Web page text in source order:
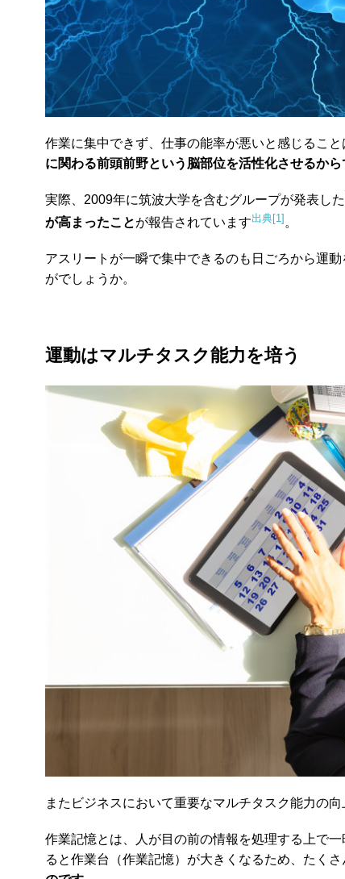
作業に集中できず、仕事の能率が悪いと感じるこ
に関わる前頭前野という脳部位を活性化させるから
実際、2009年に筑波大学を含むグループが発表した
が高まったことが報告されています出典[1] 。
アスリートが一瞬で集中できるのも日ごろから運
がでしょうか。
運動はマルチタスク能力を培う
またビジネスにおいて重要なマルチタスク能力の向
作業記憶とは、人が目の前の情報を処理する上で
ると作業台（作業記憶）が大きくなるため、たく